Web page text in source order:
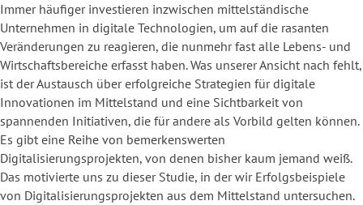
Immer häufiger investieren inzwischen mittelständische
Unternehmen in digitale Technologien, um auf die rasanten
Veränderungen zu reagieren, die nunmehr fast alle Lebens- und
Wirtschaftsbereiche erfasst haben. Was unserer Ansicht nach fehlt,
ist der Austausch über erfolgreiche Strategien für digitale
Innovationen im Mittelstand und eine Sichtbarkeit von
spannenden Initiativen, die für andere als Vorbild gelten können.
Es gibt eine Reihe von bemerkenswerten
Digitalisierungsprojekten, von denen bisher kaum jemand weiß.
Das motivierte uns zu dieser Studie, in der wir Erfolgsbeispiele
von Digitalisierungsprojekten aus dem Mittelstand untersuchen.